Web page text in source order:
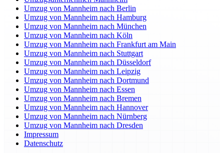
Umzug von Mannheim nach Berlin
Umzug von Mannheim nach Hamburg
Umzug von Mannheim nach München
Umzug von Mannheim nach Köln
Umzug von Mannheim nach Frankfurt am Main
Umzug von Mannheim nach Stuttgart
Umzug von Mannheim nach Düsseldorf
Umzug von Mannheim nach Leipzig
Umzug von Mannheim nach Dortmund
Umzug von Mannheim nach Essen
Umzug von Mannheim nach Bremen
Umzug von Mannheim nach Hannover
Umzug von Mannheim nach Nürnberg
Umzug von Mannheim nach Dresden
Impressum
Datenschutz